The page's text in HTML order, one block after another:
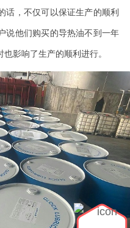
话，不仅可以保证生产的顺利
说他们购买的导热油不到一年
影响了生产的顺利进行。